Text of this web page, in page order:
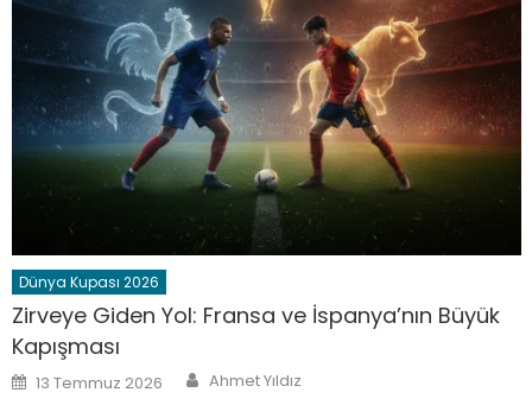
Dünya Kupası 2026
Zirveye Giden Yol: Fransa ve İspanya’nın Büyük
Kapışması
Posted
on
13 Temmuz 2026 Author
Ahmet Yıldız